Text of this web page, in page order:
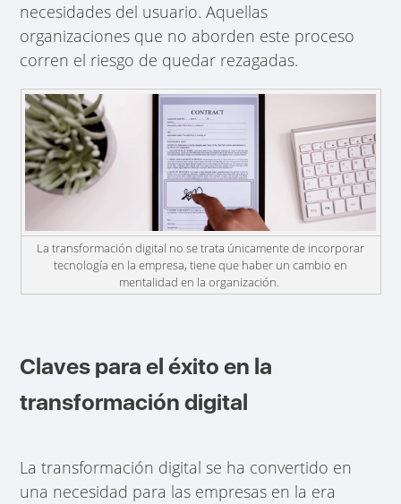
necesidades del usuario. Aquellas
organizaciones que no aborden este proceso
corren el riesgo de quedar rezagadas.
La transformación digital no se trata únicamente de incorporar
tecnología en la empresa, tiene que haber un cambio en
mentalidad en la organización.
Claves para el éxito en la
transformación digital
La transformación digital se ha convertido en
una necesidad para las empresas en la era